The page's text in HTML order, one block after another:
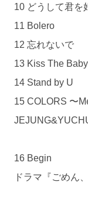
10 どうして君を
11 Bolero
12 忘れないで
13 Kiss The
14 Stand by U
15 COLORS 〜
16 Begin
ドラマ『ごめん